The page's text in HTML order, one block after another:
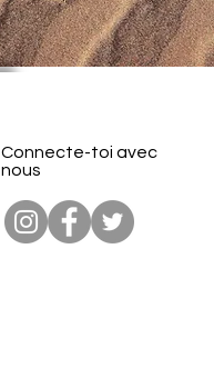
Connecte-toi avec
nous